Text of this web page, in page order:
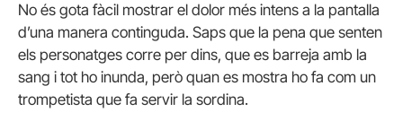
No és gota fàcil mostrar el dolor més intens a la pantalla
d’una manera continguda. Saps que la pena que senten
els personatges corre per dins, que es barreja amb la
sang i tot ho inunda, però quan es mostra ho fa com un
trompetista que fa servir la sordina.